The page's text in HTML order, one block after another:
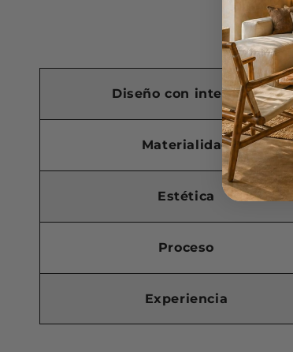
Diseño con intención
Materialidad
Estética
Proceso
Experiencia